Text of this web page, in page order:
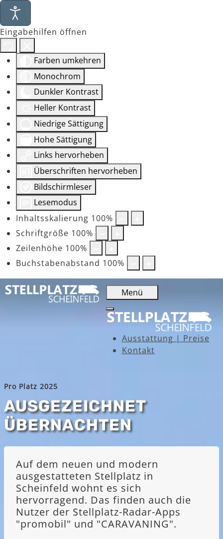
Eingabehilfen öffnen
Farben umkehren
Monochrom
Dunkler Kontrast
Heller Kontrast
Niedrige Sättigung
Hohe Sättigung
Links hervorheben
Überschriften hervorheben
Bildschirmleser
Lesemodus
Inhaltsskalierung 100%
Schriftgröße 100%
Zeilenhöhe 100%
Buchstabenabstand 100%
Menü
Ausstattung | Preise
Kontakt
Pro Platz 2025
AUSGEZEICHNET
ÜBERNACHTEN
Auf dem neuen und modern
ausgestatteten Stellplatz in
Scheinfeld wohnt es sich
hervorragend. Das finden auch die
Nutzer der Stellplatz-Radar-Apps
"promobil" und "CARAVANING".